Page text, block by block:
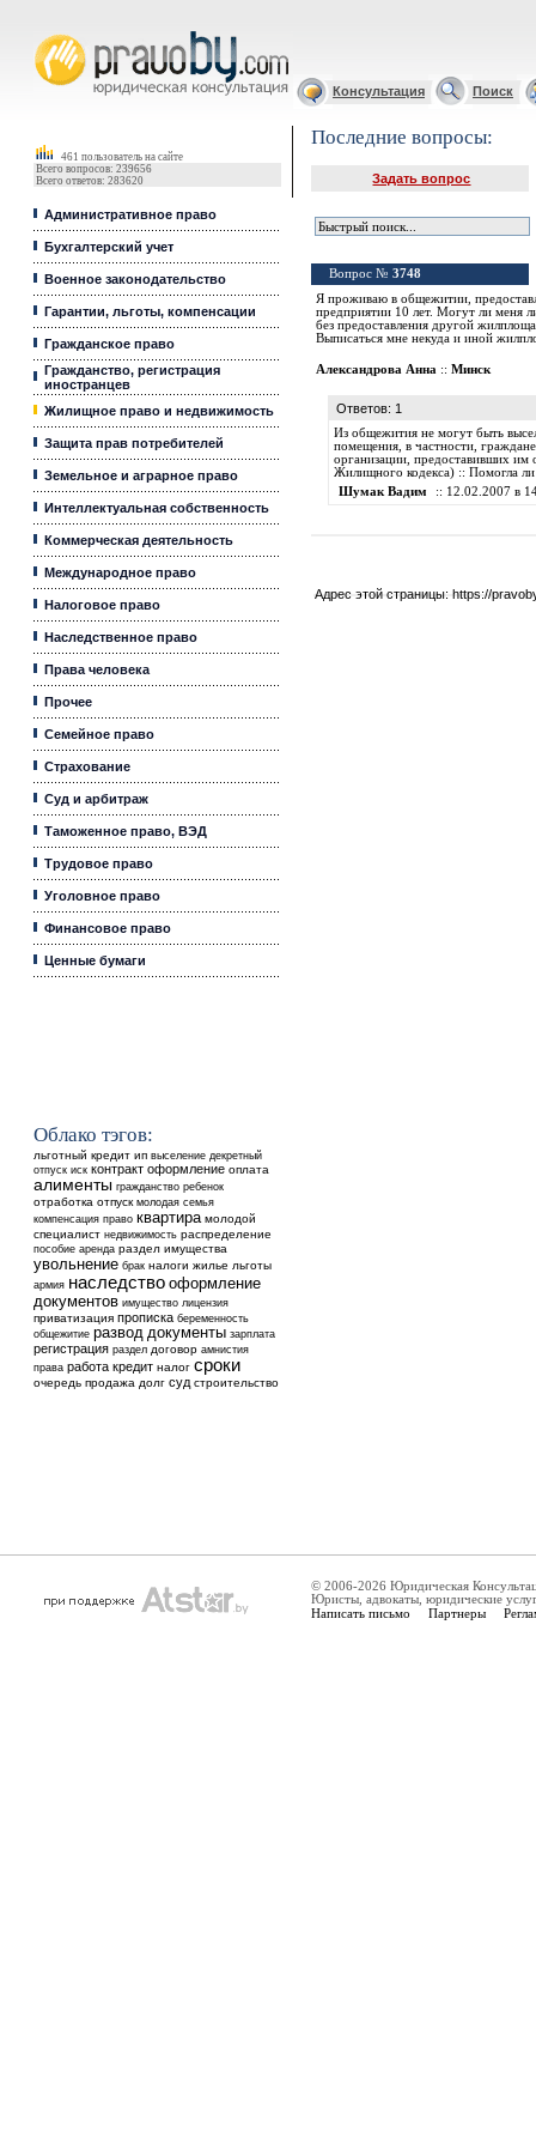
Консультация Поиск
461 пользователь на сайте
Всего вопросов: 239656
Всего ответов: 283620
Административное право
Бухгалтерский учет
Военное законодательство
Гарантии, льготы, компенсации
Гражданское право
Гражданство, регистрация
иностранцев
Жилищное право и недвижимость
Защита прав потребителей
Земельное и аграрное право
Интеллектуальная собственность
Коммерческая деятельность
Международное право
Налоговое право
Наследственное право
Права человека
Прочее
Семейное право
Страхование
Суд и арбитраж
Таможенное право, ВЭД
Трудовое право
Уголовное право
Финансовое право
Ценные бумаги
Облако тэгов:
льготный кредит ип выселение декретный
отпуск иск контракт оформление оплата
алименты гражданство ребенок
отработка отпуск молодая семья
компенсация право квартира молодой
специалист недвижимость распределение
пособие аренда раздел имущества
увольнение брак налоги жилье льготы
армия наследство оформление
документов имущество лицензия
приватизация прописка беременность
общежитие развод документы зарплата
регистрация раздел договор амнистия
права работа кредит налог сроки
очередь продажа долг суд строительство
Последние вопросы:
Задать вопрос
Вопрос № 3748
Я проживаю в общежитии,
предприятии 10 лет. Могут ли меня
без предоставления другой
Выписаться мне некуда и иной
Александрова Анна :: Минск
Ответов: 1
Из общежития не могут быть
помещения, в частности,
организации, предоставивших им
Жилищного кодекса) :: Помогла
Шумак Вадим
:: 12.02.2007 в
Адрес этой страницы: https://
© 2006-2026 Юридическая
Юристы, адвокаты, юридические
Написать письмо Партнеры